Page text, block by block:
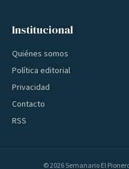
Institucional
Quiénes somos
Política editorial
Privacidad
Contacto
RSS
©2026Semanario El